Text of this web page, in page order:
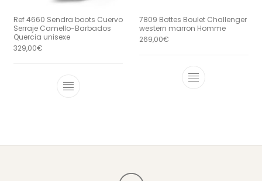
Ref 4660 Sendra boots Cuervo
Serraje Camello-Barbados
Quercia unisexe
329,00€
Ce produit a plusieurs variations.
7809 Bottes Boulet Challenger
western marron Homme
269,00€
Ce produit a